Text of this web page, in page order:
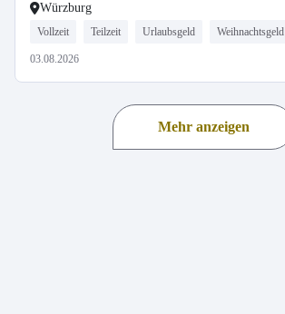
Würzburg
Vollzeit Teilzeit Urlaubsgeld Weihnachtsgeld
03.08.2026
Mehr anzeigen